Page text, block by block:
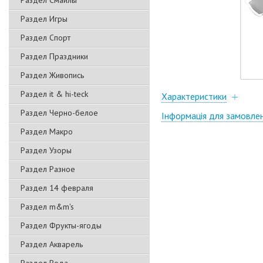
Раздел Игры
Раздел Спорт
Раздел Праздники
Раздел Живопись
Раздел it & hi-teck
Раздел Черно-белое
Раздел Макро
Раздел Узоры
Раздел Разное
Раздел 14 февраля
Раздел m&m's
Раздел Фрукты-ягоды
Раздел Акварель
Характеристики
Інформація для